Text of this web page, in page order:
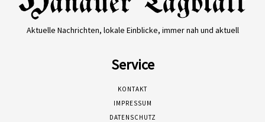
Aktuelle Nachrichten, lokale Einblicke, immer nah und aktuell
Service
KONTAKT
IMPRESSUM
DATENSCHUTZ